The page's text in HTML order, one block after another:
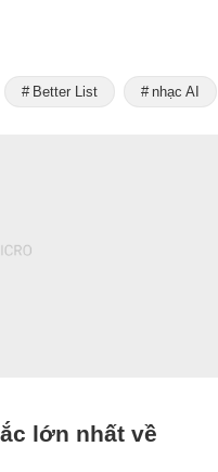
Better List nhạc AI
lớn nhất về